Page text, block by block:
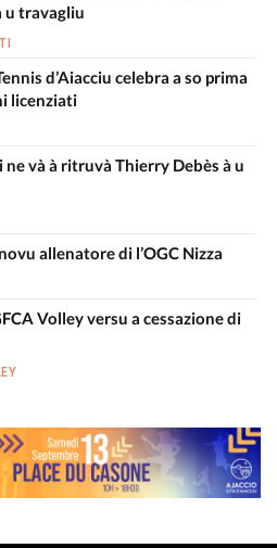
u travagliu
d’Aiacciu celebra a so prima
licenziati
ne và à ritruvà Thierry Debès à u
allenatore di l’OGC Nizza
Volley versu a cessazione di